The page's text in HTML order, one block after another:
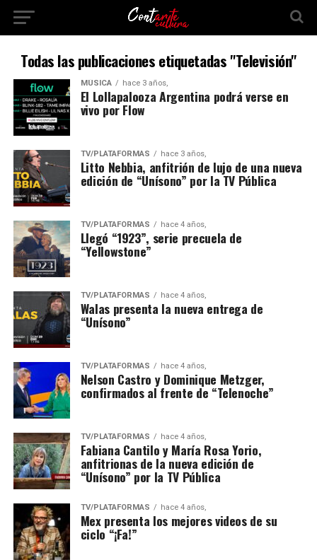
Todas las publicaciones etiquetadas "Televisión"
MÚSICA hace 3 años,
El Lollapalooza Argentina podrá verse en
vivo por Flow
TV/PLATAFORMAS hace 3 años,
Litto Nebbia, anfitrión de lujo de una nueva
edición de “Unísono” por la TV Pública
TV/PLATAFORMAS hace 4 años,
Llegó “1923”, serie precuela de
“Yellowstone”
TV/PLATAFORMAS hace 4 años,
Walas presenta la nueva entrega de
“Unísono”
TV/PLATAFORMAS hace 4 años,
Nelson Castro y Dominique Metzger,
confirmados al frente de “Telenoche”
TV/PLATAFORMAS hace 4 años,
Fabiana Cantilo y María Rosa Yorio,
anfitrionas de la nueva edición de
“Unísono” por la TV Pública
TV/PLATAFORMAS hace 4 años,
Mex presenta los mejores videos de su
ciclo “¡Fa!”